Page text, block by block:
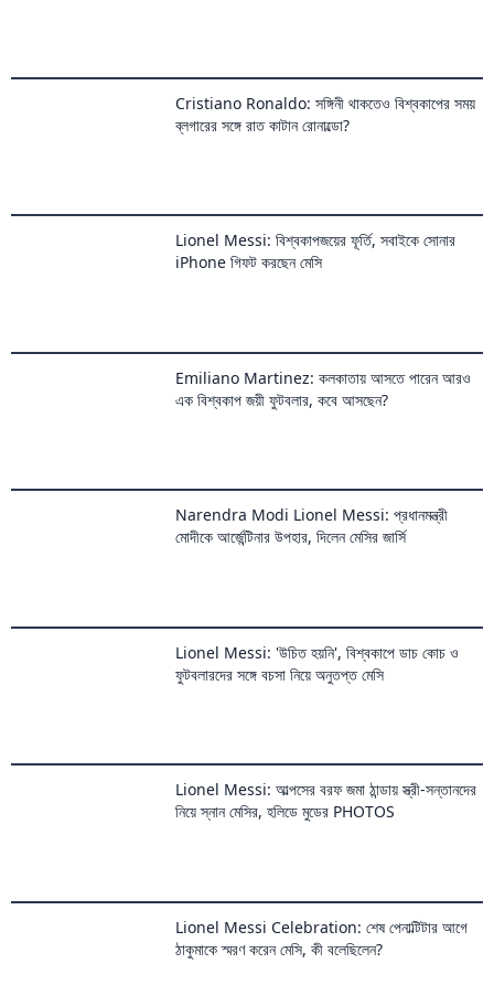
Lionel Messi: বিশ্বকাপজয়ের ফূর্তি, সবাইকে সোনার
iPhone গিফট করছেন মেসি
Emiliano Martinez: কলকাতায় আসতে পারেন আরও
এক বিশ্বকাপ জয়ী ফুটবলার, কবে আসছেন?
Narendra Modi Lionel Messi: প্রধানমন্ত্রী
মোদীকে আর্জেন্টিনার উপহার, দিলেন মেসির জার্সি
Lionel Messi: 'উচিত হয়নি', বিশ্বকাপে ডাচ কোচ ও
ফুটবলারদের সঙ্গে বচসা নিয়ে অনুতপ্ত মেসি
Lionel Messi: আল্পসের বরফ জমা ঠান্ডায় স্ত্রী-সন্তানদের
নিয়ে স্নান মেসির, হলিডে মুডের PHOTOS
Lionel Messi Celebration: শেষ পেনাল্টিটার আগে
ঠাকুমাকে স্মরণ করেন মেসি, কী বলেছিলেন?